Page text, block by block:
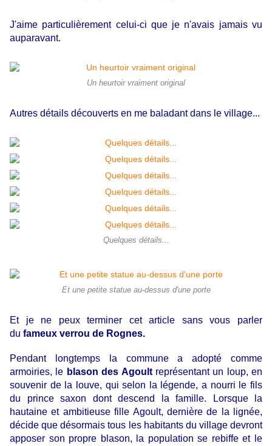
J'aime particulièrement celui-ci que je n'avais jamais vu
auparavant.
Un heurtoir vraiment original
Autres détails découverts en me baladant dans le village...
Quelques détails...
Et une petite statue au-dessus d'une porte
Et je ne peux terminer cet article sans vous parler
du fameux verrou de Rognes.
Pendant longtemps la commune a adopté comme
armoiries, le blason des Agoultreprésentant un loup, en
souvenir de la louve, qui selon la légende, a nourri le fils
du prince saxon dont descend la famille.
Lorsque la
hautaine et ambitieuse fille Agoult, dernière de la lignée,
décide que désormais tous les habitants du village devront
apposer son propre blason, la population se rebiffe et le